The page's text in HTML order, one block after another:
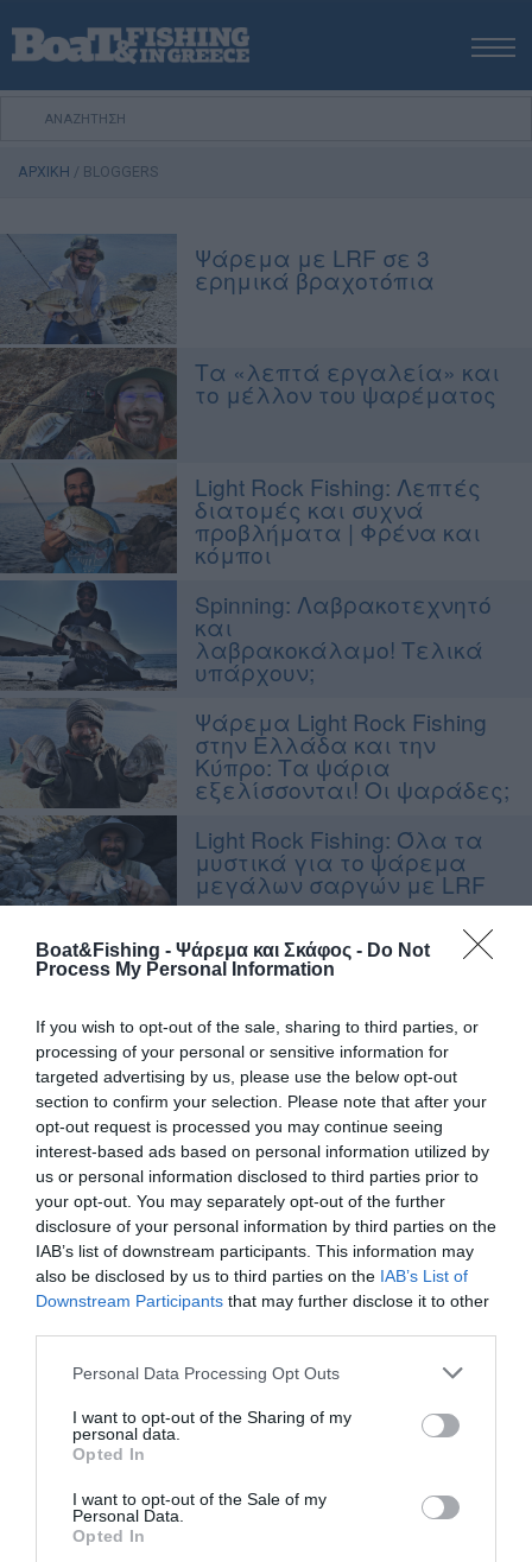
Boat&Fishing - Ψάρεμα και Σκάφος - Do Not
Process My Personal Information
If you wish to opt-out of the sale, sharing to third parties, or
processing of your personal or sensitive information for
targeted advertising by us, please use the below opt-out
section to confirm your selection. Please note that after your
opt-out request is processed you may continue seeing
interest-based ads based on personal information utilized by
us or personal information disclosed to third parties prior to
your opt-out. You may separately opt-out of the further
disclosure of your personal information by third parties on the
IAB’s list of downstream participants. This information may
also be disclosed by us to third parties on the IAB’s List of
Downstream Participants that may further disclose it to other
Personal Data Processing Opt Outs
I want to opt-out of the Sharing of my
personal data.
Opted In
I want to opt-out of the Sale of my
Personal Data.
Opted In
ΑΡΧΙΚΗ
ΕΚΔΟΣΕΙΣ
ΨΑΡΕΜΑ ΑΠΟ ΣΚΑΦΟΣ
ΨΑΡΟΤΟΥΦΕΚΟ
ΣΚΑΦΟΣ
VIDEO
ΕΞΟΠΛΙΣΜΟΣ
ΘΕΣΣΑΛΟΝΙΚΗ BOAT & FISHING SHOW 2025
BOAT & FISHING SHOW 2025
ΑΡΧΙΚΗ / BLOGGERS
Ψάρεμα με LRF σε 3
ερημικά βραχοτόπια
Τα «λεπτά εργαλεία» και
τo μέλλον του ψαρέματος
Light Rock Fishing: Λεπτές
διατομές και συχνά
προβλήματα | Φρένα και
κόμποι
Spinning: Λαβρακοτεχνητό
και
λαβρακοκάλαμο! Τελικά
υπάρχουν;
Ψάρεμα Light Rock Fishing
στην Ελλάδα και την
Κύπρο: Τα ψάρια
εξελίσσονται! Οι ψαράδες;
Light Rock Fishing: Όλα τα
μυστικά για το ψάρεμα
μεγάλων σαργών με LRF
Ψάρεμα Light Rock Fishing
με τεχνητά επιφανείας:
Ανανακτήσεις
Ψάρεμα spinning: Λαβράκι
τέρας με τεχνική Heavy
Rock Fishing (HRF)
Spinning: Ψάρεμα με
τεχνητά για να βγει το
μεγάλο!
Ψάρεμα με spinning:
Ψαρότοποι και η θεωρία
«Δεν έχει ψάρια εδώ»
Light rock fishing: Οι ιδανικές
ώρες και εποχές του LRF